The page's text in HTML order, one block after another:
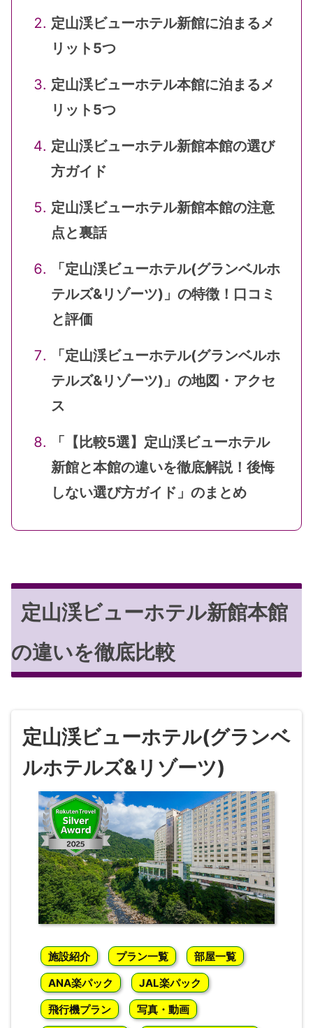
定山渓ビューホテル新館に泊まるメ
リット5つ
定山渓ビューホテル本館に泊まるメ
リット5つ
定山渓ビューホテル新館本館の選び
方ガイド
定山渓ビューホテル新館本館の注意
点と裏話
「定山渓ビューホテル(グランベルホ
テルズ&リゾーツ)」の特徴！口コミ
と評価
「定山渓ビューホテル(グランベルホ
テルズ&リゾーツ)」の地図・アクセ
ス
「【比較5選】定山渓ビューホテル
新館と本館の違いを徹底解説！後悔
しない選び方ガイド」のまとめ
定山渓ビューホテル新館本館
の違いを徹底比較
定山渓ビューホテル(グランベ
ルホテルズ&リゾーツ)
施設紹介 プラン一覧
部屋一覧
ANA楽パック
JAL楽パック
飛行機プラン
写真・動画